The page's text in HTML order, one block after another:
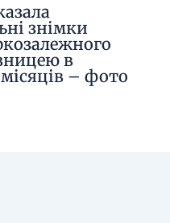
знімки
в
– фото